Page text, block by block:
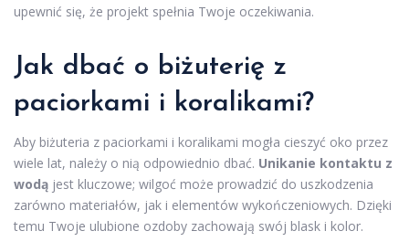
upewnić się, że projekt spełnia Twoje oczekiwania.
Jak dbać o biżuterię z
paciorkami i koralikami?
Aby biżuteria z paciorkami i koralikami mogła cieszyć oko przez
wiele lat, należy o nią odpowiednio dbać. Unikanie kontaktu z
wodą jest kluczowe; wilgoć może prowadzić do uszkodzenia
zarówno materiałów, jak i elementów wykończeniowych. Dzięki
temu Twoje ulubione ozdoby zachowają swój blask i kolor.